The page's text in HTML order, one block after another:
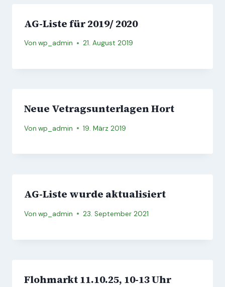
AG-Liste für 2019/ 2020
Von wp_admin 21. August 2019
Neue Vetragsunterlagen Hort
Von wp_admin 19. März 2019
AG-Liste wurde aktualisiert
Von wp_admin 23. September 2021
Flohmarkt 11.10.25, 10-13 Uhr